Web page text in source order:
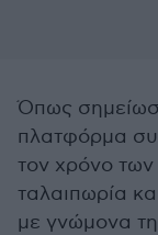
Όπως
πλατφόρμα
τον χρόνο των
ταλαιπωρία
με γνώμονα